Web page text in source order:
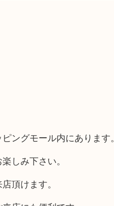
ングモール内にあります。
しみ下さい。
頂けます。